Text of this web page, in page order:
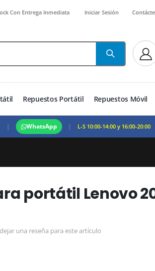
Con Entrega Inmediata Iniciar Sesión
Repuestos Portátil Repuestos Móvil
| WhatsApp | L-S 10:00-14:00 y 16:00-20:00
portátil Lenovo
una reseña para este artículo